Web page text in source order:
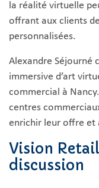
la réalité virtuelle
offrant aux clients
personnalisées.
Alexandre Séjourné
immersive d’art
commercial à
centres
enrichir leur offre et
Vision
discussion